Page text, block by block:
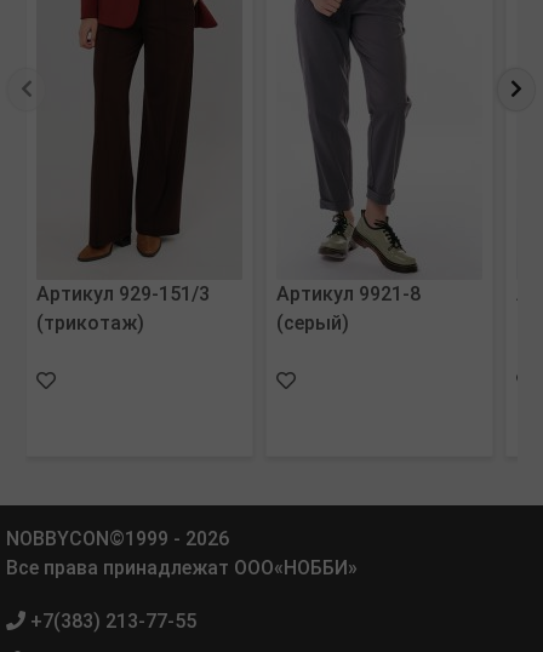
Артикул 929-151/3
(трикотаж)
Артикул 9921-8
(серый)
NOBBYCON©1999 - 2026
Все права принадлежат ООО«НОББИ»
+7(383) 213-77-55